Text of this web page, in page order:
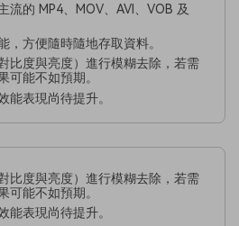
流的 MP4、MOV、AVI、VOB 及
，方便隨時隨地存取資料。
比度與亮度）進行模糊去除，若需
可能不如預期。
能表現尚待提升。
比度與亮度）進行模糊去除，若需
可能不如預期。
能表現尚待提升。